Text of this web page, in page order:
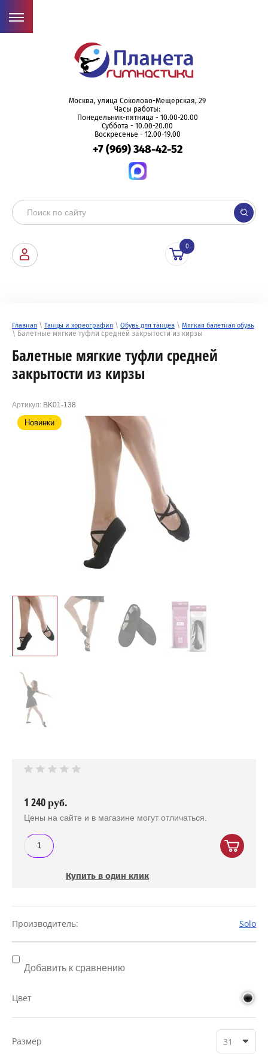
Москва, улица Соколово-Мещерская, 29
Часы работы:
Понедельник-пятница - 10.00-20.00
Суббота - 10.00-20.00
Воскресенье - 12.00-19.00
+7 (969) 348-42-52
0
Главная \ Танцы и хореография \ Обувь для танцев \ Мягкая балетная обувь
\ Балетные мягкие туфли средней закрытости из кирзы
Балетные мягкие туфли средней
закрытости из кирзы
Артикул: BK01-138
Новинки
1 240 руб.
Цены на сайте и в магазине могут отличаться.
Купить в один клик
Производитель: Solo
Добавить к сравнению
Цвет
Размер 31